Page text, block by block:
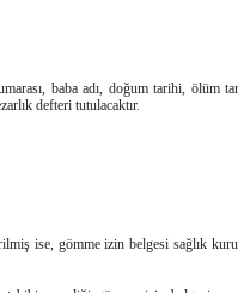
baba adı, doğum tarihi, ölüm
defteri tutulacaktır.
ise, gömme izin belgesi sağlık